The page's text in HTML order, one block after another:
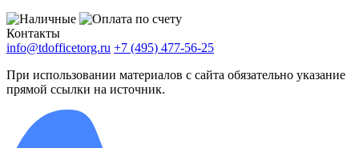
Контакты
info@tdofficetorg.ru +7 (495) 477-56-25
При использовании материалов с сайта обязательно указание
прямой ссылки на источник.